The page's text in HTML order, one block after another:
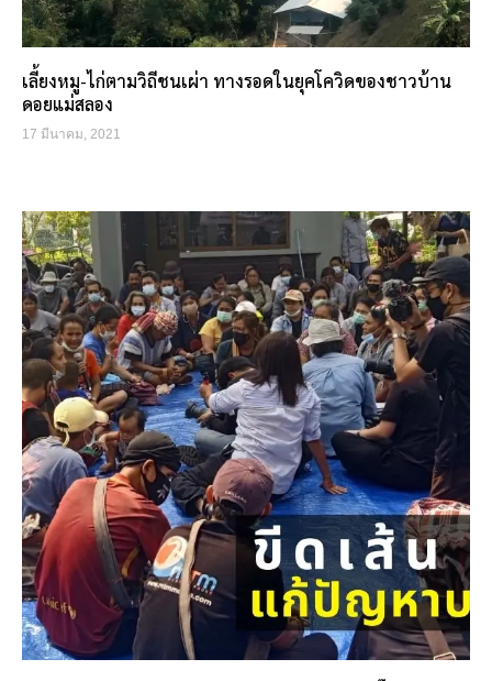
เลี้ยงหมู-ไก่ตามวิถีชนเผ่า ทางรอดในยุคโควิดของชาวบ้าน
ดอยแม่สลอง
17 มีนาคม, 2021